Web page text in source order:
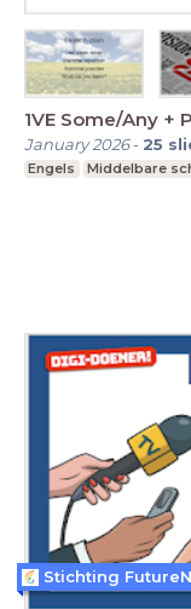
1VE Some/Any +
January 2026- 25
Engels Middelbare
Stichting